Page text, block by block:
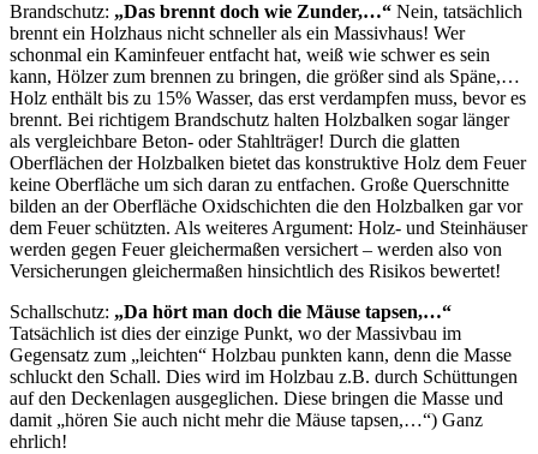
Brandschutz: „Das brennt doch wie Zunder,…“ Nein, tatsächlich
brennt ein Holzhaus nicht schneller als ein Massivhaus! Wer
schonmal ein Kaminfeuer entfacht hat, weiß wie schwer es sein
kann, Hölzer zum brennen zu bringen, die größer sind als Späne,…
Holz enthält bis zu 15% Wasser, das erst verdampfen muss, bevor es
brennt. Bei richtigem Brandschutz halten Holzbalken sogar länger
als vergleichbare Beton- oder Stahlträger! Durch die glatten
Oberflächen der Holzbalken bietet das konstruktive Holz dem Feuer
keine Oberfläche um sich daran zu entfachen. Große Querschnitte
bilden an der Oberfläche Oxidschichten die den Holzbalken gar vor
dem Feuer schützten. Als weiteres Argument: Holz- und Steinhäuser
werden gegen Feuer gleichermaßen versichert – werden also von
Versicherungen gleichermaßen hinsichtlich des Risikos bewertet!
Schallschutz: „Da hört man doch die Mäuse tapsen,…“
Tatsächlich ist dies der einzige Punkt, wo der Massivbau im
Gegensatz zum „leichten“ Holzbau punkten kann, denn die Masse
schluckt den Schall. Dies wird im Holzbau z.B. durch Schüttungen
auf den Deckenlagen ausgeglichen. Diese bringen die Masse und
damit „hören Sie auch nicht mehr die Mäuse tapsen,…“) Ganz
ehrlich!